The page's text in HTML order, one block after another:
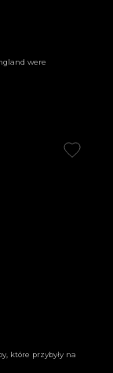
were
które przybyły na